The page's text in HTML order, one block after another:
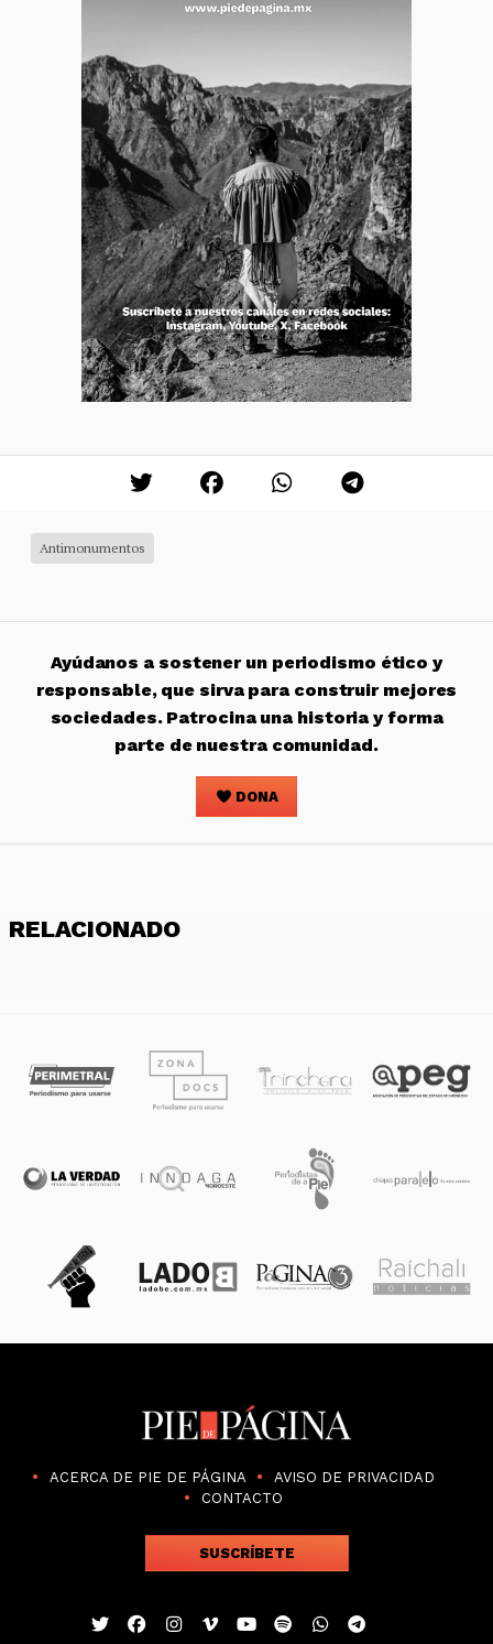
Antimonumentos
Ayúdanos a sostener un periodismo ético y
responsable, que sirva para construir mejores
sociedades. Patrocina una historia y forma
parte de nuestra comunidad.
DONA
RELACIONADO
ACERCA DE PIE DE PÁGINA
AVISO DE PRIVACIDAD
CONTACTO
SUSCRÍBETE